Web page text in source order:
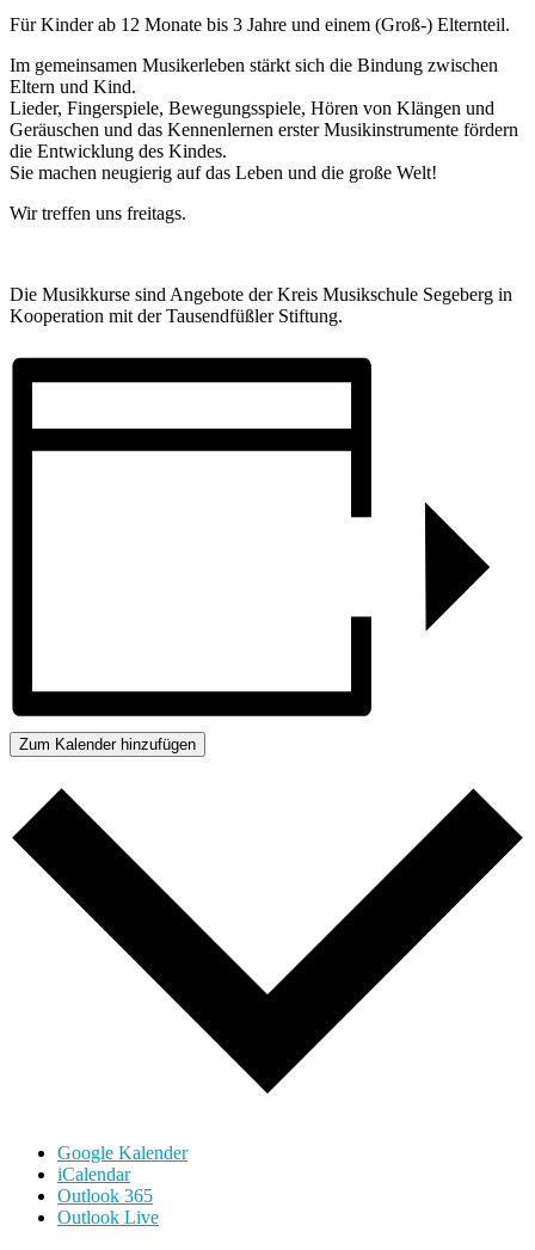
Für Kinder ab 12 Monate bis 3 Jahre und einem (Groß-) Elternteil.
Im gemeinsamen Musikerleben stärkt sich die Bindung zwischen
Eltern und Kind.
Lieder, Fingerspiele, Bewegungsspiele, Hören von Klängen und
Geräuschen und das Kennenlernen erster Musikinstrumente fördern
die Entwicklung des Kindes.
Sie machen neugierig auf das Leben und die große Welt!
Wir treffen uns freitags.
Die Musikkurse sind Angebote der Kreis Musikschule Segeberg in
Kooperation mit der Tausendfüßler Stiftung.
Zum Kalender hinzufügen
Google Kalender
iCalendar
Outlook 365
Outlook Live